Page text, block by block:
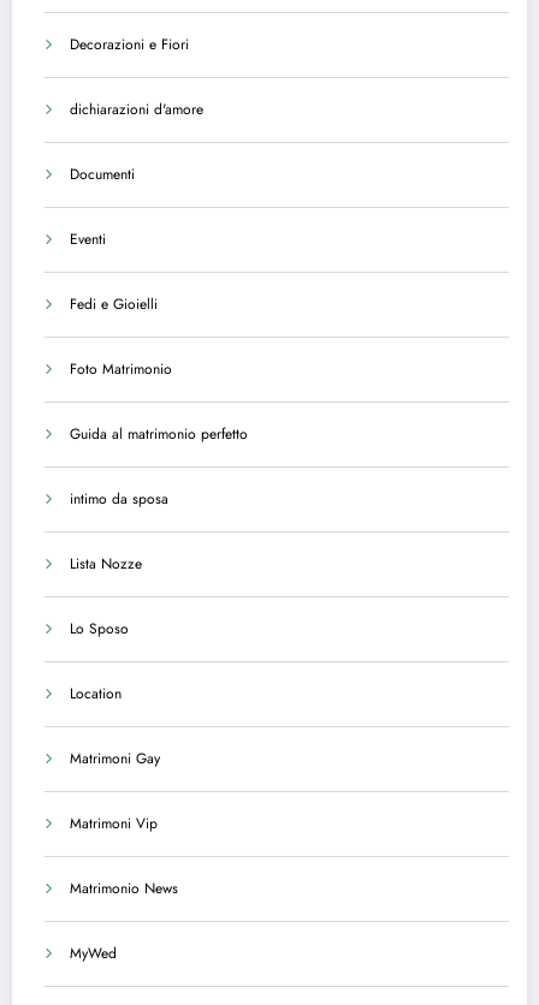
Decorazioni e Fiori
dichiarazioni d'amore
Documenti
Eventi
Fedi e Gioielli
Foto Matrimonio
Guida al matrimonio perfetto
intimo da sposa
Lista Nozze
Lo Sposo
Location
Matrimoni Gay
Matrimoni Vip
Matrimonio News
MyWed